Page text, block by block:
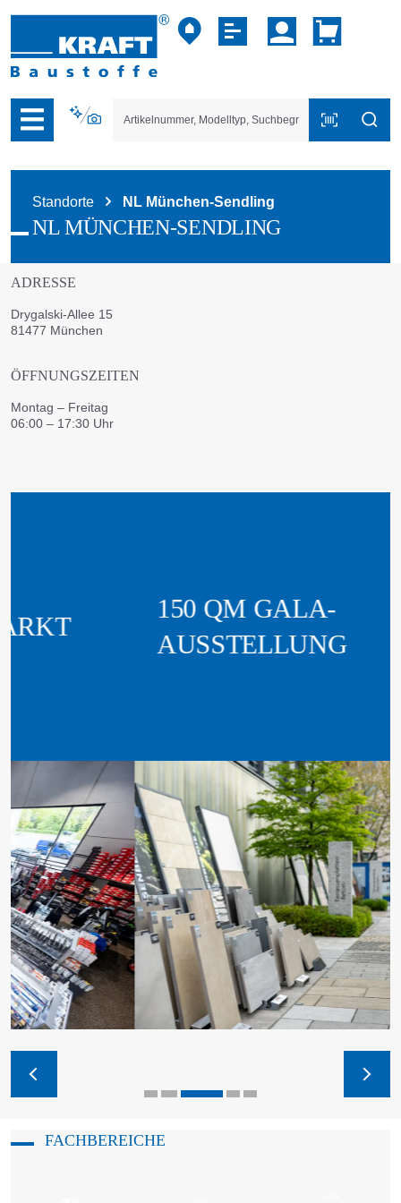
der B2B-Plattform springen
Standorte NL München-Sendling
NL MÜNCHEN-SENDLING
ADRESSE
Drygalski-Allee 15
81477 München
ÖFFNUNGSZEITEN
Montag – Freitag
06:00 – 17:30 Uhr
150 QM GALA-
AUSSTELLUNG
FACHBEREICHE